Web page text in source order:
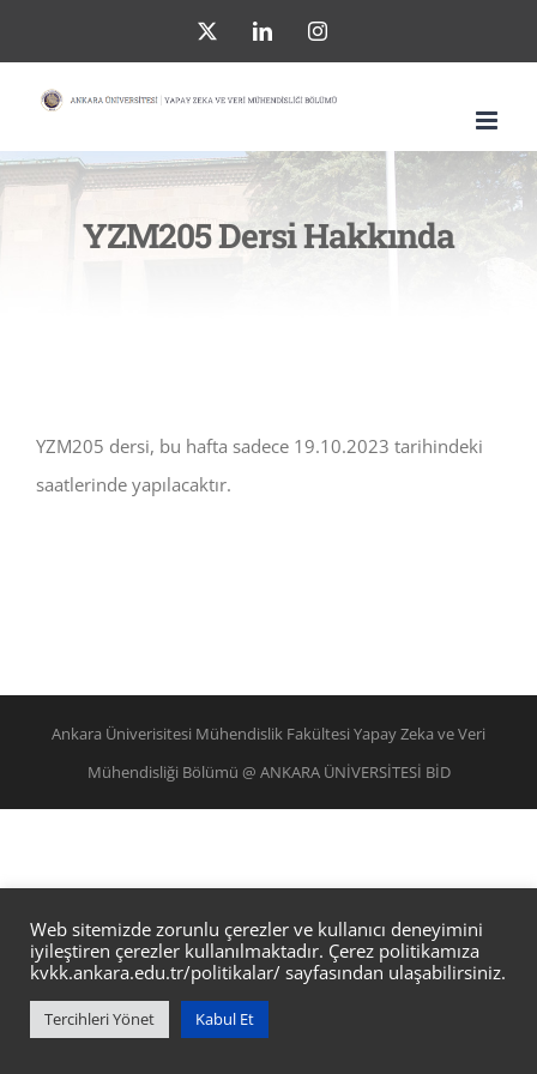
to
content
LinkedInInstagram
YZM205 Dersi Hakkında
YZM205 dersi, bu hafta sadece 19.10.2023 tarihindeki
saatlerinde yapılacaktır.
Ankara Üniverisitesi Mühendislik Fakültesi Yapay Zeka ve Veri
Mühendisliği Bölümü @ ANKARA ÜNİVERSİTESİ BİD
Web sitemizde zorunlu çerezler ve kullanıcı deneyimini
iyileştiren çerezler kullanılmaktadır. Çerez politikamıza
kvkk.ankara.edu.tr/politikalar/ sayfasından ulaşabilirsiniz.
Tercihleri Yönet Kabul Et